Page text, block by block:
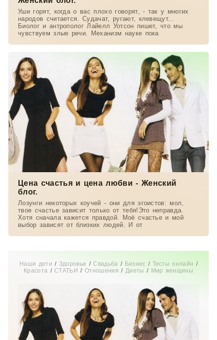
Уши горят, когда о вас плохо говорят, - так у многих
народов считается. Судачат, ругают, клевещут...
Биолог и антрополог Лайелл Уотсон пишет, что мы
чувствуем злые речи. Механизм науке пока
Цена счастья и цена любви - Женский
блог.
Лозунги некоторых коучей - они для эгоистов: мол,
твое счастье зависит только от тебя!Это неправда.
Хотя сначала кажется правдой. Моё счастье и мой
выбор зависят от близких людей. И от
Наши дети / Здоровье /Свадьба / Бизнес / Тесты онлайн /
Красота /СТАТЬИ /Отношения / Диеты / Мир женщины